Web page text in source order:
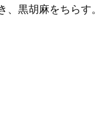
黒胡麻をちらす。